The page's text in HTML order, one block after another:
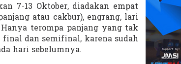
7-13 Oktober, diadakan empat
atau cakbur), engrang, lari
terompa panjang yang tak
dan semifinal, karena sudah
hari sebelumnya.